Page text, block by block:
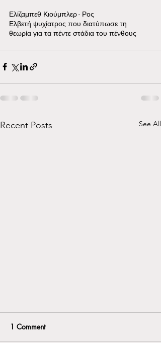
Ελίζαμπεθ Κιούμπλερ - Ρος
Ελβετή ψυχίατρος που διατύπωσε τη
θεωρία για τα πέντε στάδια του πένθους
Recent Posts See All
1 Comment